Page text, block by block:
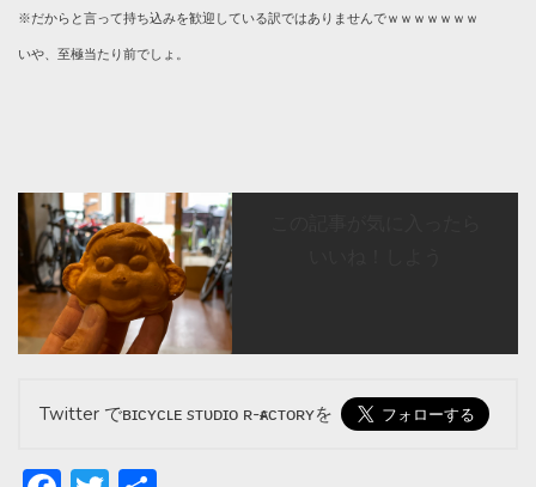
※だからと言って持ち込みを歓迎している訳ではありませんでｗｗｗｗｗｗｗ
いや、至極当たり前でしょ。
Twitter でʙɪᴄʏᴄʟᴇ sᴛᴜᴅɪᴏ ʀ-ғᴀᴄᴛᴏʀʏを